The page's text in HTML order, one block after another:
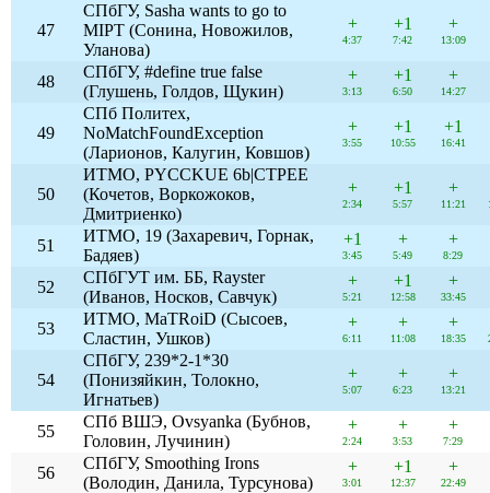
47
СПбГУ, Sasha wants to go to
MIPT (Сонина, Новожилов,
Уланова)
+
4:37
+1
7:42
+
13:09
48
СПбГУ, #define true false
(Глушень, Голдов, Щукин)
+
3:13
+1
6:50
+
14:27
49
СПб Политех,
NoMatchFoundException
(Ларионов, Калугин, Ковшов)
+
3:55
+1
10:55
+1
16:41
50
ИТМО, PYCCKUE 6b|CTPEE
(Кочетов, Воркожоков,
Дмитриенко)
+
2:34
+1
5:57
+
11:21
51
ИТМО, 19 (Захаревич, Горнак,
Бадяев)
+1
3:45
+
5:49
+
8:29
52
СПбГУТ им. ББ, Rayster
(Иванов, Носков, Савчук)
+
5:21
+1
12:58
+
33:45
53
ИТМО, MaTRoiD (Сысоев,
Сластин, Ушков)
+
6:11
+
11:08
+
18:35
54
СПбГУ, 239*2-1*30
(Понизяйкин, Толокно,
Игнатьев)
+
5:07
+
6:23
+
13:21
55
СПб ВШЭ, Ovsyanka (Бубнов,
Головин, Лучинин)
+
2:24
+
3:53
+
7:29
56
СПбГУ, Smoothing Irons
(Володин, Данила, Турсунова)
+
3:01
+1
12:37
+
22:49